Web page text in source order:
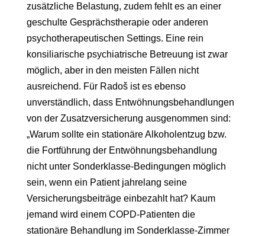
zusätzliche Belastung, zudem fehlt es an einer
geschulte Gesprächstherapie oder anderen
psychotherapeutischen Settings. Eine rein
konsiliarische psychiatrische Betreuung ist zwar
möglich, aber in den meisten Fällen nicht
ausreichend. Für Radoš ist es ebenso
unverständlich, dass Entwöhnungsbehandlungen
von der Zusatzversicherung ausgenommen sind:
„Warum sollte ein stationäre Alkoholentzug bzw.
die Fortführung der Entwöhnungsbehandlung
nicht unter Sonderklasse-Bedingungen möglich
sein, wenn ein Patient jahrelang seine
Versicherungsbeiträge einbezahlt hat? Kaum
jemand wird einem COPD-Patienten die
stationäre Behandlung im Sonderklasse-Zimmer